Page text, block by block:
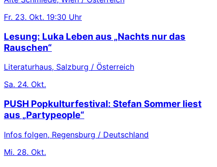
Fr. 23. Okt. 19:30 Uhr
Lesung: Luka Leben aus „Nachts nur das
Rauschen“
Literaturhaus, Salzburg / Österreich
Sa. 24. Okt.
PUSH Popkulturfestival: Stefan Sommer liest
aus „Partypeople“
Infos folgen, Regensburg / Deutschland
Mi. 28. Okt.